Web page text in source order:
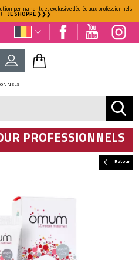
permanente et exclusive dédiée aux professionnels
! JE SHOPPE ❯❯❯
?
Retour
PROFESSIONNELS